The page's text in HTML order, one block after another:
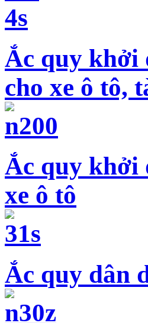
Ắc quy khởi
cho xe ô tô,
Ắc quy khởi
xe ô tô
Ắc quy dân